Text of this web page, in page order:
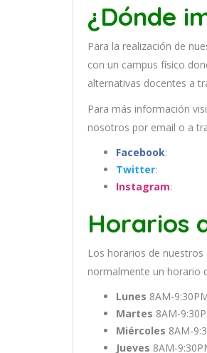
¿Dónde
Para la realización de
con un campus físico
alternativas docentes a
Para más información
nosotros por email o a
Facebook:
Twitter:
Instagram:
Horarios
Los horarios de nuestros
normalmente un horario
Lunes 8AM-
Martes 8AM-
Miércoles 8AM-
Jueves 8AM-